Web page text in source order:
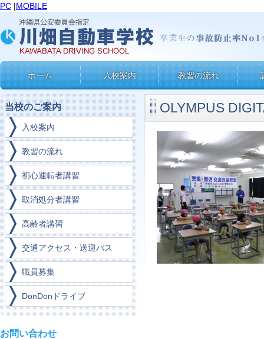
PC |MOBILE
ホーム 入校案内 教習の流れ
OLYMPUS
当校のご案内
入校案内
教習の流れ
初心運転者講習
取消処分者講習
高齢者講習
交通アクセス・送迎バス
職員募集
DonDonドライブ
お問い合わせ